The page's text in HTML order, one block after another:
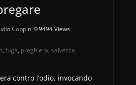
Coppini
9494 Views
, fuga, preghiera, salvezza
contro l’odio, invocando